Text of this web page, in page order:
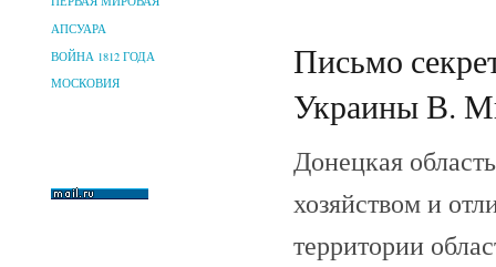
АПСУАРА
ВОЙНА 1812 ГОДА
МОСКОВИЯ
Письмо
Украины В.
Донецкая
хозяйством и
территории